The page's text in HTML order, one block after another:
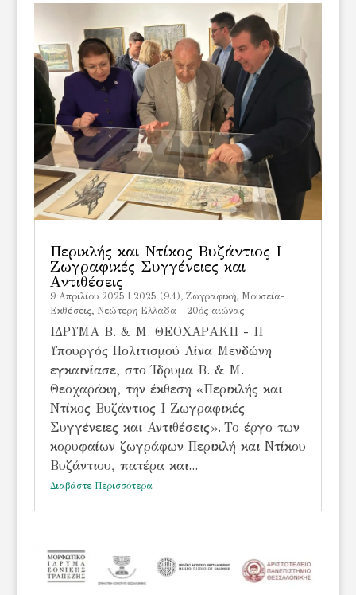
Περικλής και Ντίκος Βυζάντιος Ι
Ζωγραφικές Συγγένειες και
Αντιθέσεις
9 Απριλίου 2025 | 2025 (9.1) Ζωγραφική, Μουσεία-
Εκθέσεις, Νεώτερη Ελλάδα - 20ός αιώνας
ΙΔΡΥΜΑ Β. & Μ. ΘΕΟΧΑΡΑΚΗ - Η
Υπουργός Πολιτισμού Λίνα Μενδώνη
εγκαινίασε, στο Ίδρυμα Β. & Μ.
Θεοχαράκη, την έκθεση «Περικλής και
Ντίκος Βυζάντιος Ι Ζωγραφικές
Συγγένειες και Αντιθέσεις». Το έργο των
κορυφαίων ζωγράφων Περικλή και Ντίκου
Βυζάντιου, πατέρα και...
Διαβάστε Περισσότερα